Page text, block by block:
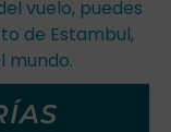
vuelo, puedes
de Estambul,
mundo.